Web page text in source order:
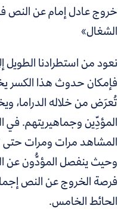
خروج عادل إمام عن النص
الشغال»
نعود من استطرادنا
فإمكان حدوث هذا الكسر
تُعرَض من خلاله الدراما،
المؤدِّين وجماهيريتهم. في
المشاهد مرات ومرات حتى
وحيث ينفصل المؤدُّون عن
فرصة الخروج عن النص
الحائط الخامس.